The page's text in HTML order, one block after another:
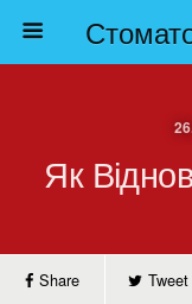
Як
Share Tweet